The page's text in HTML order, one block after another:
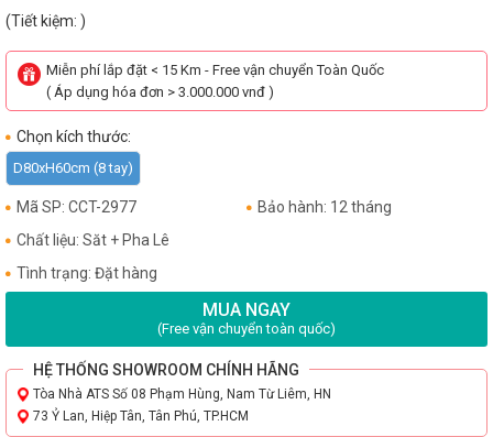
(Tiết kiệm: )
Miễn phí lắp đặt < 15 Km - Free vận chuyển Toàn Quốc
( Áp dụng hóa đơn > 3.000.000 vnđ )
Chọn kích thước:
D80xH60cm (8 tay)
Mã SP: CCT-2977
Bảo hành: 12 tháng
Chất liệu: Săt + Pha Lê
Tình trạng: Đặt hàng
MUA NGAY
(Free vận chuyển toàn quốc)
HỆ THỐNG SHOWROOM CHÍNH HÃNG
Tòa Nhà ATS Số 08 Phạm Hùng, Nam Từ Liêm, HN
73 Ỷ Lan, Hiệp Tân, Tân Phú, TP.HCM